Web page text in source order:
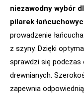
niezawodny wybór
pilarek
prowadzenie
z szyny. Dzięki
sprawdzi się podczas
drewnianych.
zapewnia